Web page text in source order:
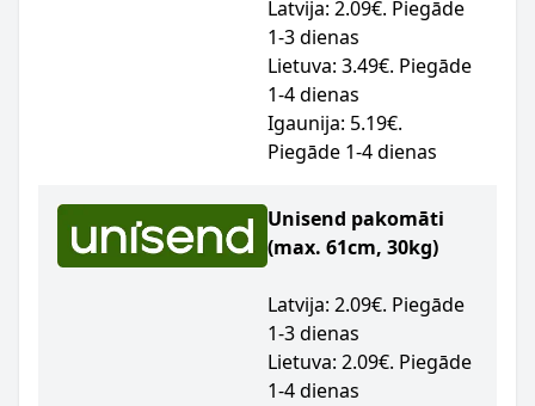
Latvija: 2.09€. Piegāde
1-3 dienas
Lietuva: 3.49€. Piegāde
1-4 dienas
Igaunija: 5.19€.
Piegāde 1-4 dienas
Unisend pakomāti
(max. 61cm, 30kg)
Latvija: 2.09€. Piegāde
1-3 dienas
Lietuva: 2.09€. Piegāde
1-4 dienas